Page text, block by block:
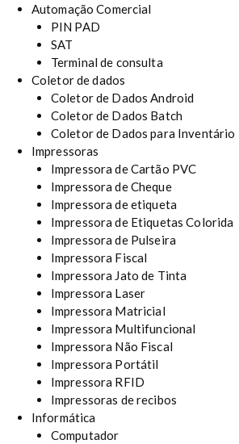
Automação Comercial
PIN PAD
SAT
Terminal de consulta
Coletor de dados
Coletor de Dados Android
Coletor de Dados Batch
Coletor de Dados para Inventário
Impressoras
Impressora de Cartão PVC
Impressora de Cheque
Impressora de etiqueta
Impressora de Etiquetas Colorida
Impressora de Pulseira
Impressora Fiscal
Impressora Jato de Tinta
Impressora Laser
Impressora Matricial
Impressora Multifuncional
Impressora Não Fiscal
Impressora Portátil
Impressora RFID
Impressoras de recibos
Informática
Computador